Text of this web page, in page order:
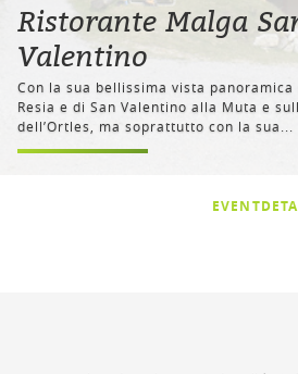
Ristorante Malga
Valentino
Con la sua bellissima vista panoramica
Resia e di San Valentino alla Muta e
dell’Ortles, ma soprattutto con la sua...